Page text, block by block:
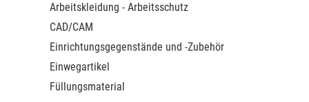
Arbeitskleidung - Arbeitsschutz
CAD/CAM
Einrichtungsgegenstände und -Zubehör
Einwegartikel
Füllungsmaterial